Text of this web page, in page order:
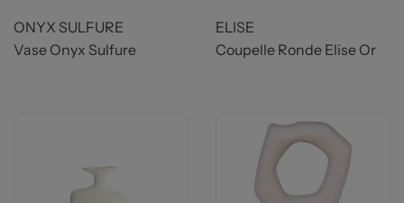
ONYX SULFURE
Vase Onyx Sulfure
ELISE
Coupelle Ronde Elise Or